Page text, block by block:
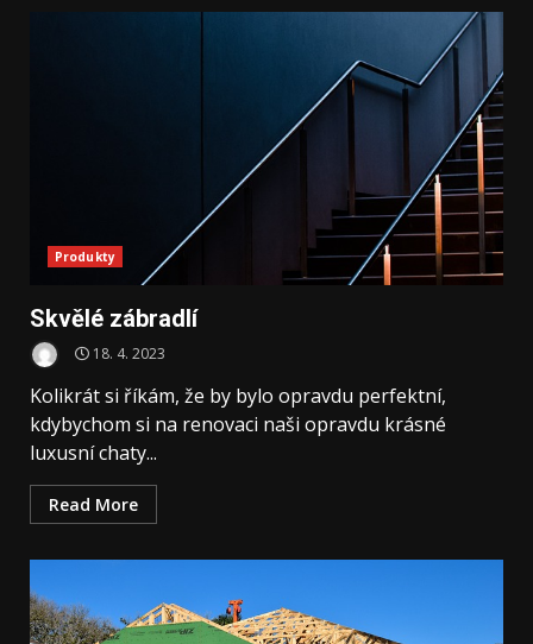
Produkty
Skvělé zábradlí
18. 4. 2023
Kolikrát si říkám, že by bylo opravdu perfektní,
kdybychom si na renovaci naši opravdu krásné
luxusní chaty...
Read More